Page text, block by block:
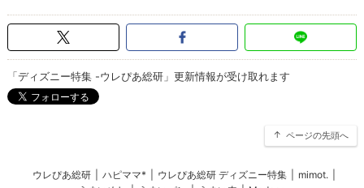
「ディズニー特集 -ウレぴあ総研」更新情報が受け取れます
ページの先頭へ
ウレぴあ総研 ハピママ* ウレぴあ総研 ディズニー特集 mimot.